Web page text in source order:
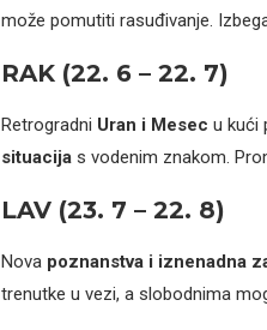
može pomutiti rasuđivanje.
RAK (22. 6 – 22. 7)
Retrogradni Uran i Mesec u kući
situacijas vodenim znakom.
LAV (23. 7 – 22. 8)
Nova poznanstva i iznenadna
trenutke u vezi, a slobodnima